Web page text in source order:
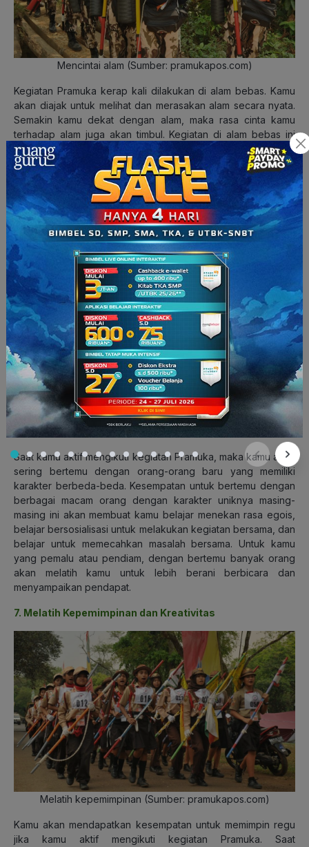
Mencintai alam (Sumber: pramukapos.com)
Kegiatan Pramuka kerap kali dilakukan di alam bebas. Kamu
akan diajak untuk melihat dan merasakan alam secara nyata.
Semakin kamu dekat dengan alam, maka rasa cinta kamu
terhadap alam juga akan timbul. Kegiatan di alam bebas ini
diharapkan akan memunculkan kepedulian kamu untuk
melestarikan lingkungan. Selain itu, dengan rasa cinta kepada
alam tiap anggota Pramuka tidak akan melakukan tindakan
yang merusak alam.
6. Belajar Organisasi dan Bekerjasama
Melatih kebersamaan (Sumber: idntimes.com)
Saat kamu aktif mengikuti kegiatan Pramuka, maka kamu akan
sering bertemu dengan orang-orang baru yang memiliki
karakter berbeda-beda. Kesempatan untuk bertemu dengan
berbagai macam orang dengan karakter uniknya masing-
masing ini akan membuat kamu belajar menekan rasa egois,
belajar bersosialisasi untuk melakukan kegiatan bersama, dan
belajar untuk memecahkan masalah bersama. Untuk kamu
yang pemalu atau pendiam, dengan bertemu banyak orang
akan melatih kamu untuk lebih berani berbicara dan
menyampaikan pendapat.
7. Melatih Kepemimpinan dan Kreativitas
Melatih kepemimpinan (Sumber: pramukapos.com)
Kamu akan mendapatkan kesempatan untuk memimpin regu
jika kamu aktif mengikuti kegiatan Pramuka. Saat